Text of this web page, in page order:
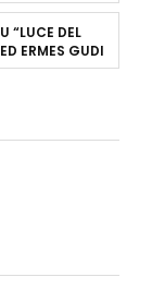
“LUCE DEL
ERMES GUDI